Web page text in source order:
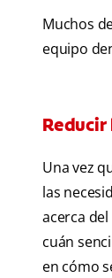
Muchos
equipo
Reducir
Una vez
las
acerca
cuán
en cómo